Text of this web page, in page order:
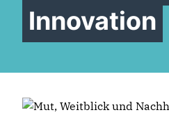
Innovation